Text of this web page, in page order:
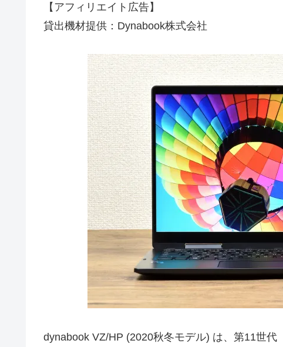
【アフィリエイト広告】
貸出機材提供：Dynabook株式会社
dynabook VZ/HP (2020秋冬モデル) は、第11世